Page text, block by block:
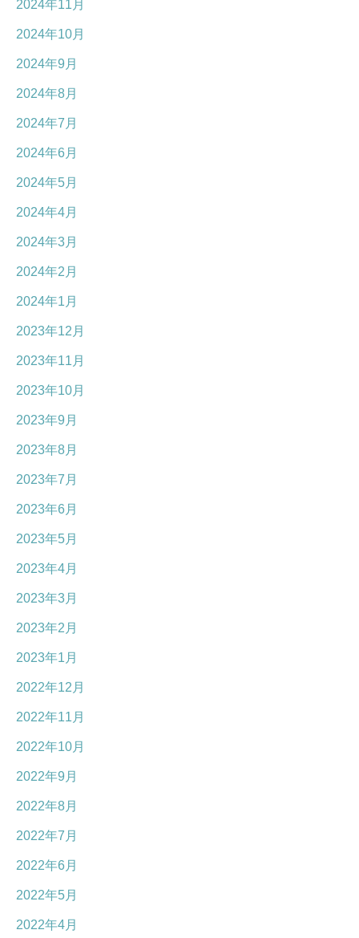
2024年11月
2024年10月
2024年9月
2024年8月
2024年7月
2024年6月
2024年5月
2024年4月
2024年3月
2024年2月
2024年1月
2023年12月
2023年11月
2023年10月
2023年9月
2023年8月
2023年7月
2023年6月
2023年5月
2023年4月
2023年3月
2023年2月
2023年1月
2022年12月
2022年11月
2022年10月
2022年9月
2022年8月
2022年7月
2022年6月
2022年5月
2022年4月